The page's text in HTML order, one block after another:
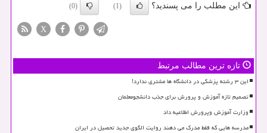
این مطلب را می پسندید؟ (1)
(0)
X
تازه ترین مطالب مرتبط
این ۳ رشته پزشکی در دانشگاه ها مشتری ندارد!
تصمیم تازه آموزش و پرورش برای جذب دانشجومعلمان
وزارت آموزش وپرورش اطلاعیه داد
مدرسه هایی که فقط مدرک می دهند روایت الگوی جدید تحصیل در ایران